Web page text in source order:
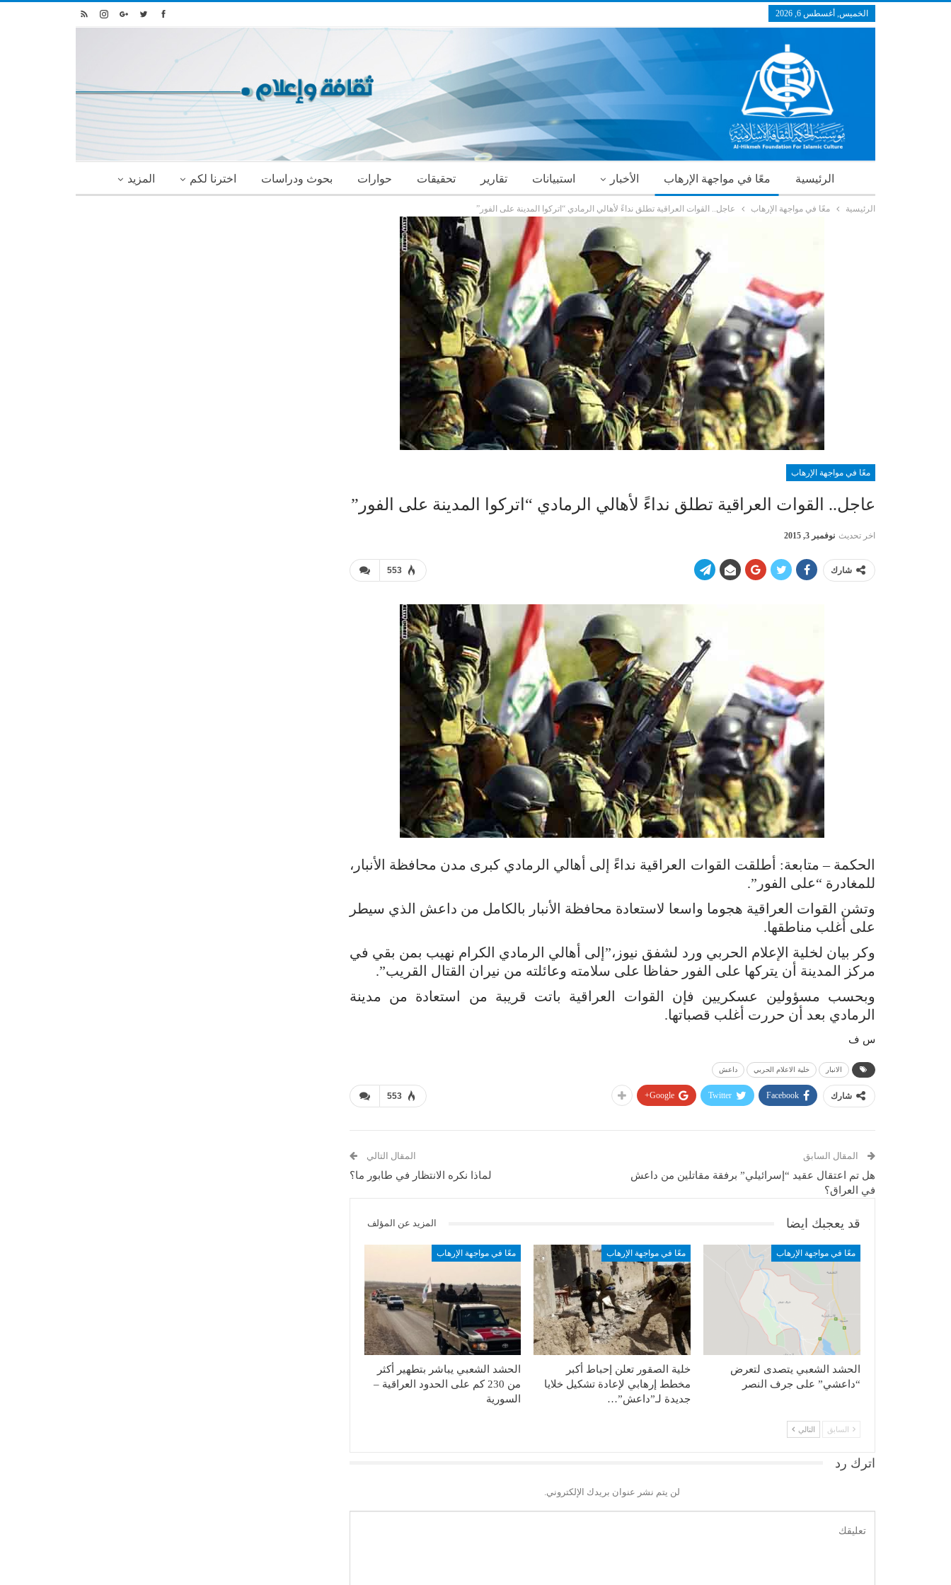
الخميس, أغسطس 6, 2026
الرئيسية معًا في مواجهة الإرهاب الأخبار استبيانات تقارير تحقيقات حوارات بحوث ودراسات اخترنا لكم المزيد
الرئيسية معًا في مواجهة الإرهاب عاجل.. القوات العراقية تطلق نداءً لأهالي الرمادي “اتركوا المدينة على الفور”
معًا في مواجهة الإرهاب
عاجل.. القوات العراقية تطلق نداءً لأهالي الرمادي “اتركوا المدينة على الفور”
اخر تحديث نوفمبر 3, 2015
553 شارك
الحكمة – متابعة: أطلقت القوات العراقية نداءً إلى أهالي الرمادي كبرى مدن محافظة الأنبار،
للمغادرة “على الفور”.
وتشن القوات العراقية هجوما واسعا لاستعادة محافظة الأنبار بالكامل من داعش الذي سيطر
على أغلب مناطقها.
وكر بيان لخلية الإعلام الحربي ورد لشفق نيوز،”إلى أهالي الرمادي الكرام نهيب بمن بقي في
مركز المدينة أن يتركها على الفور حفاظا على سلامته وعائلته من نيران القتال القريب”.
وبحسب مسؤولين عسكريين فإن القوات العراقية باتت قريبة من استعادة من مدينة
الرمادي بعد أن حررت أغلب قصباتها.
س ف
الانبار خلية الاعلام الحربي داعش
553 شارك Facebook
Twitter
Google+
المقال السابق
هل تم اعتقال عقيد “إسرائيلي” برفقة مقاتلين من داعش
في العراق؟
المقال التالي
لماذا نكره الانتظار في طابور ما؟
قد يعجبك ايضا المزيد عن المؤلف
معًا في مواجهة الإرهاب
الحشد الشعبي يتصدى لتعرض
“داعشي” على جرف النصر
معًا في مواجهة الإرهاب
خلية الصقور تعلن إحباط أﻛﺒﺮ
ﻣﺨﻄﻂ إرﻫﺎﺑﻲ لإعادة تشكيل خلايا
جديدة لـ”داعش”…
معًا في مواجهة الإرهاب
الحشد الشعبي يباشر بتطهير أكثر
من 230 كم على الحدود العراقية –
السورية
السابق التالي
اترك رد
لن يتم نشر عنوان بريدك الإلكتروني.